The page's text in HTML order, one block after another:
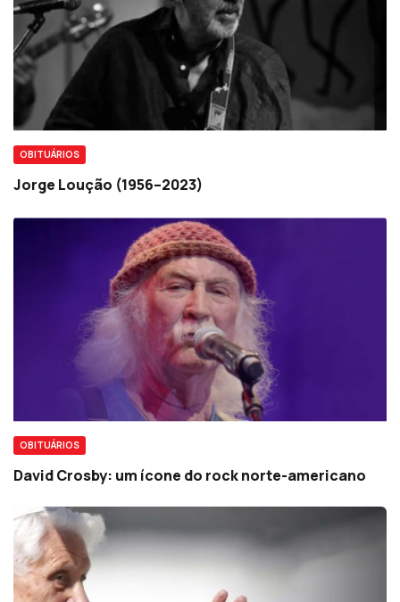
OBITUÁRIOS
Jorge Loução (1956–2023)
OBITUÁRIOS
David Crosby: um ícone do rock norte-americano